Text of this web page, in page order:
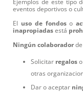
Ejemplos de este tipo
eventos deportivos o
El uso de fondoso
inapropiadas está
Ningún colaborador
Solicitar regalos
otras
Dar o aceptar